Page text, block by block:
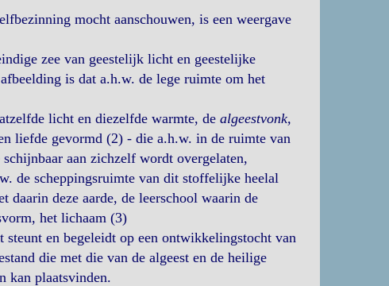
mocht aanschouwen, is een weergave
zee van geestelijk licht en geestelijke
is dat a.h.w. de lege ruimte om het
licht en diezelfde warmte, de algeestvonk,
liefde gevormd (2) - die a.h.w. in de ruimte van
aan zichzelf wordt overgelaten,
de scheppingsruimte van dit stoffelijke heelal
daarin deze aarde, de leerschool waarin de
het lichaam (3)
en begeleidt op een ontwikkelingstocht van
die met die van de algeest en de heilige
kan plaatsvinden.